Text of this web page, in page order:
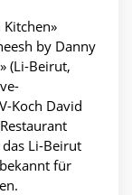
by Danny
(Li-Beirut,
Koch David
Li-Beirut
für